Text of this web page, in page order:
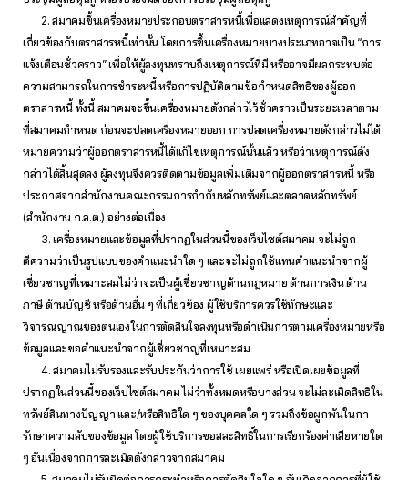
2. สมาคมขึ้นเครื่องหมายประกอบตราสารหนี้เพื่อแสดงเหตุการณ์สำคัญที่
เกี่ยวข้องกับตราสารหนี้เท่านั้น โดยการขึ้นเครื่องหมายบางประเภทอาจเป็น “การ
แจ้งเตือนชั่วคราว” เพื่อให้ผู้ลงทุนทราบถึงเหตุการณ์ที่มี หรืออาจมีผลกระทบต่อ
ความสามารถในการชำระหนี้ หรือการปฏิบัติตามข้อกำหนดสิทธิของผู้ออก
ตราสารหนี้ ทั้งนี้ สมาคมจะขึ้นเครื่องหมายดังกล่าวไว้ชั่วคราวเป็นระยะเวลาตาม
ที่สมาคมกำหนด ก่อนจะปลดเครื่องหมายออก การปลดเครื่องหมายดังกล่าวไม่ได้
หมายความว่าผู้ออกตราสารหนี้ได้แก้ไขเหตุการณ์นั้นแล้ว หรือว่าเหตุการณ์ดัง
กล่าวได้สิ้นสุดลง ผู้ลงทุนจึงควรติดตามข้อมูลเพิ่มเติมจากผู้ออกตราสารหนี้ หรือ
ประกาศจากสำนักงานคณะกรรมการกำกับหลักทรัพย์และตลาดหลักทรัพย์
(สำนักงาน ก.ล.ต.) อย่างต่อเนื่อง
3. เครื่องหมายและข้อมูลที่ปรากฏในส่วนนี้ของเว็บไซต์สมาคม จะไม่ถูก
ตีความว่าเป็นรูปแบบของคำแนะนำใด ๆ และจะไม่ถูกใช้แทนคำแนะนำจากผู้
เชี่ยวชาญที่เหมาะสมไม่ว่าจะเป็นผู้เชี่ยวชาญด้านกฎหมาย ด้านการเงิน ด้าน
ภาษี ด้านบัญชี หรือด้านอื่น ๆ ที่เกี่ยวข้อง ผู้ใช้บริการควรใช้ทักษะและ
วิจารณญาณของตนเองในการตัดสินใจลงทุนหรือดำเนินการตามเครื่องหมายหรือ
ข้อมูลและขอคำแนะนำจากผู้เชี่ยวชาญที่เหมาะสม
4. สมาคมไม่รับรองและรับประกันว่าการใช้ เผยแพร่ หรือเปิดเผยข้อมูลที่
ปรากฏในส่วนนี้ของเว็บไซต์สมาคม ไม่ว่าทั้งหมดหรือบางส่วน จะไม่ละเมิดสิทธิใน
ทรัพย์สินทางปัญญา และ/หรือสิทธิใด ๆ ของบุคคลใด ๆ รวมถึงข้อผูกพันในกา
รักษาความลับของข้อมูล โดยผู้ใช้บริการขอสละสิทธิ์ในการเรียกร้องค่าเสียหายใด
ๆ อันเนื่องจากการละเมิดดังกล่าวจากสมาคม